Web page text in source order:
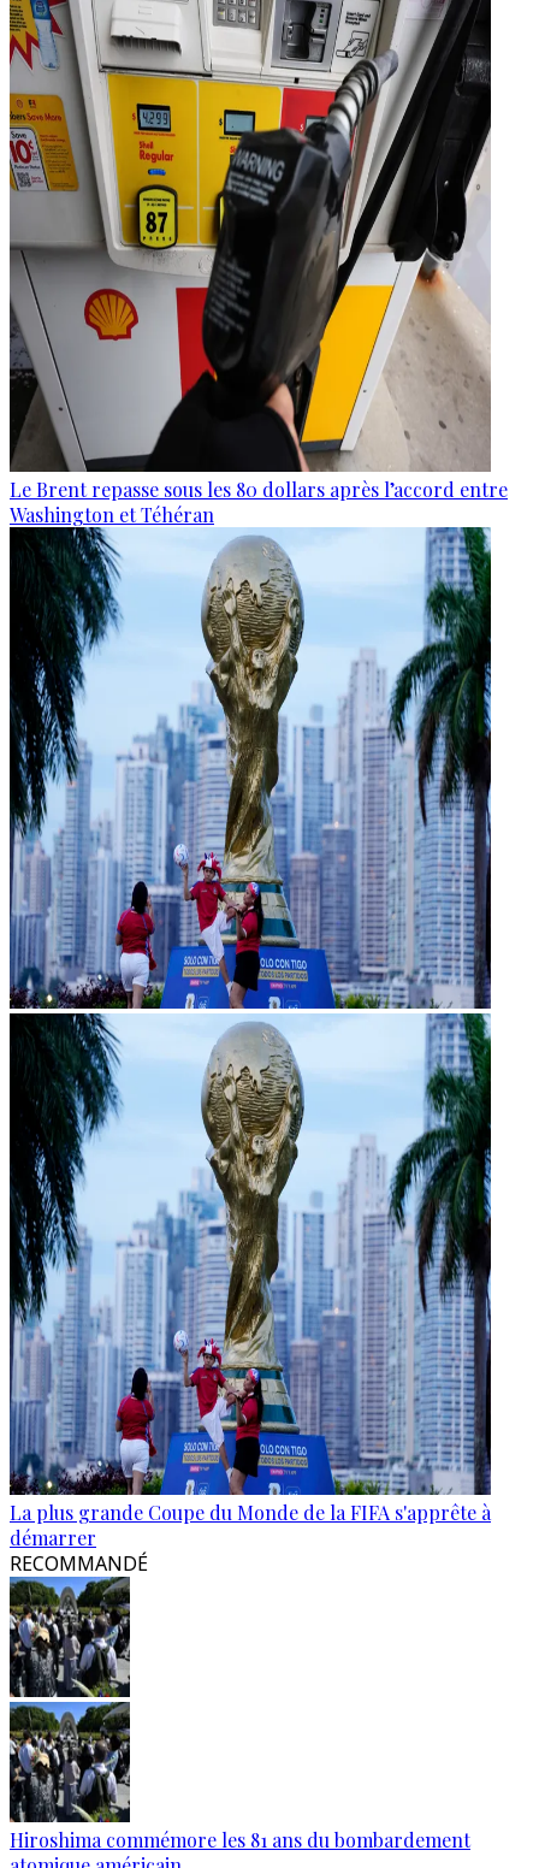
Le Brent repasse sous les 80 dollars après l’accord entre
Washington et Téhéran
La plus grande Coupe du Monde de la FIFA s'apprête à
démarrer
RECOMMANDÉ
Hiroshima commémore les 81 ans du bombardement